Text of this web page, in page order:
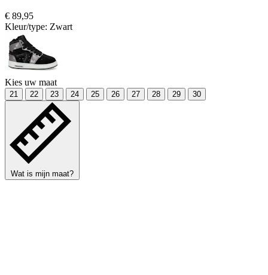
€ 89,95
Kleur/type: Zwart
Kies uw maat
21 22 23 24 25 26 27 28 29 30
Wat is mijn maat?